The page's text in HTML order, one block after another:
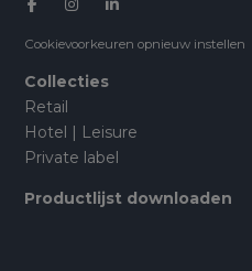
Cookievoorkeuren opnieuw instellen
Collecties
Retail
Hotel | Leisure
Private label
Productlijst downloaden